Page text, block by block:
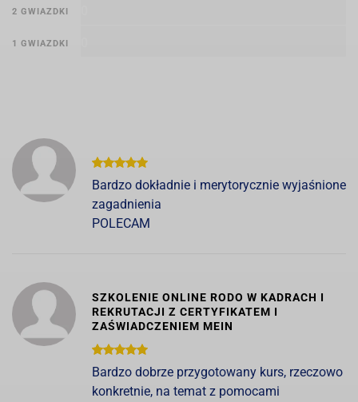
2 GWIAZDKI
1 GWIAZDKI
Bardzo dokładnie i merytorycznie wyjaśnione
zagadnienia
POLECAM
SZKOLENIE ONLINE RODO W KADRACH I
REKRUTACJI Z CERTYFIKATEM I
ZAŚWIADCZENIEM MEIN
Bardzo dobrze przygotowany kurs, rzeczowo
konkretnie, na temat z pomocami